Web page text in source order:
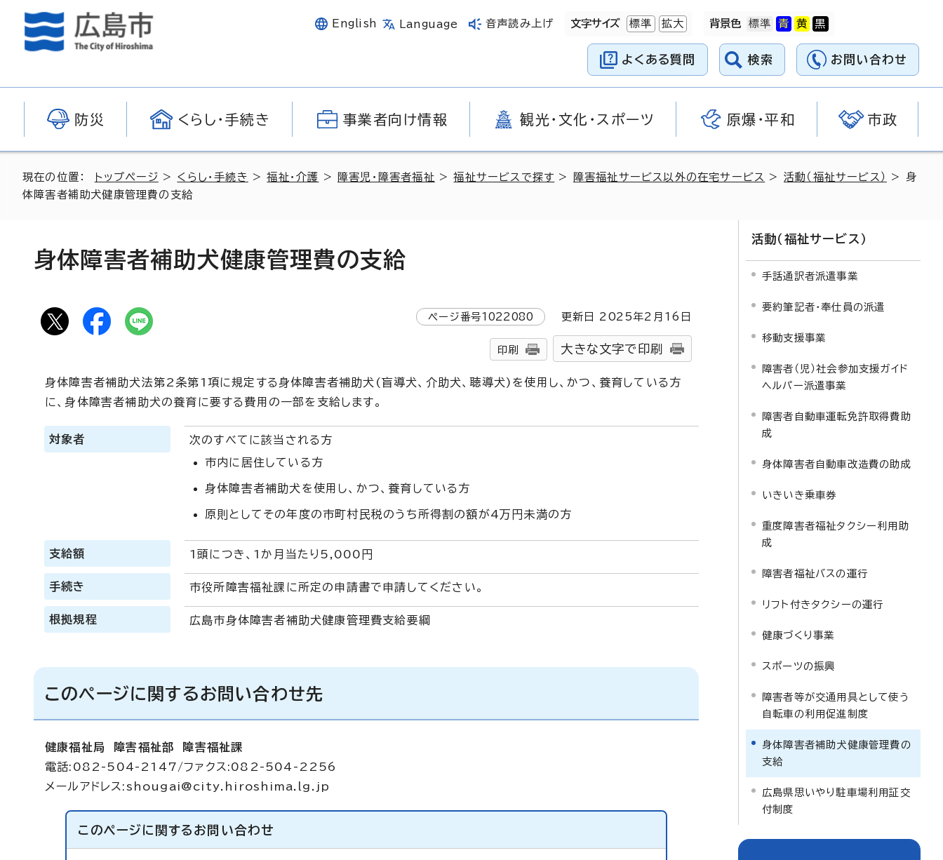
English Language 音声読み上げ 文字サイズ 標準 拡大 背景色
よくある質問 検索 お問い合わせ
防災 くらし・手続き 事業者向け情報 観光・文化・スポーツ 原爆・平和 市政
現在の位置： トップページ > くらし・手続き >福祉・介護 > 障害児・障害者福祉 >福祉サービスで探す > 障害福祉サービス以外の在宅サービス > 活動（福祉サービス）
> 身
体障害者補助犬健康管理費の支給
身体障害者補助犬健康管理費の支給
ページ番号1022080 更新日 2025年2月 16 日
印刷 大きな文字で印刷
身体障害者補助犬法第2条第1項に規定する身体障害者補助犬(盲導犬、介助犬、聴導犬)を使用し、かつ、養育している方
に、身体障害者補助犬の養育に要する費用の一部を支給します。
対象者
次のすべてに該当される方
市内に居住している方
身体障害者補助犬を使用し、かつ、養育している方
原則としてその年度の市町村民税のうち所得割の額が4万円未満の方
支給額 1頭につき、1か月当たり5,000円
手続き 市役所障害福祉課に所定の申請書で申請してください。
根拠規程 広島市身体障害者補助犬健康管理費支給要綱
このページに関するお問い合わせ先
健康福祉局 障害福祉部 障害福祉課
電話:082-504-2147/ファクス:082-504-2256
メールアドレス: shougai@city.hiroshima.lg.jp
このページに関する お問い合わせ
活動（福祉サービス）
手話通訳者派遣事業
要約筆記者・奉仕員の派遣
移動支援事業
障害者（児）社会参加支援ガイド
ヘルパー派遣事業
障害者自動車運転免許取得費助
成
身体障害者自動車改造費の助成
いきいき乗車券
重度障害者福祉タクシー利用助
成
障害者福祉バスの運行
リフト付きタクシーの運行
健康づくり事業
スポーツの振興
障害者等が交通用具として使う
自転車の利用促進制度
身体障害者補助犬健康管理費の
支給
広島県思いやり駐車場利用証交
付制度